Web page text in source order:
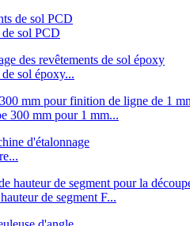
de sol PCD
sol époxy...
300 mm pour 1 mm...
de segment F...